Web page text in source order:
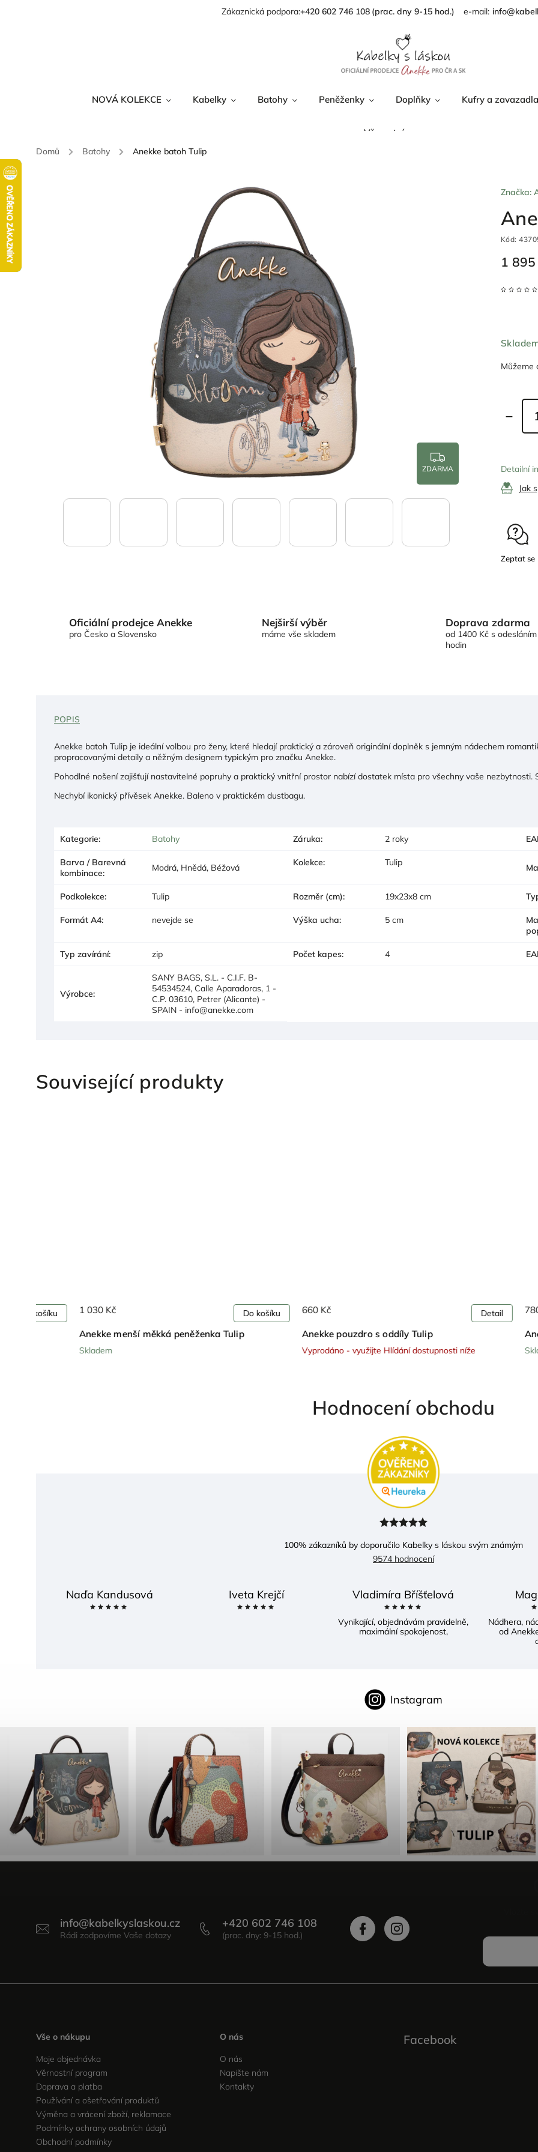
Zákaznická podpora:+420 602 746 108
NOVÁ KOLEKCE Kabelky Batohy Peněženky Doplňky Kufry a zavazadla
Věrnostní program
Domů / Batohy / Anekke batoh Tulip
ZDARMA
Kód:
1 895
Značka:
Můžeme
Detailní
Jak
Zeptat se
Oficiální prodejce Anekke
pro Česko a Slovensko
Nejširší výběr
máme vše skladem
Doprava zdarma
od 1400 Kč s
hodin
POPIS
Anekke batoh Tulip je ideální volbou pro ženy, které hledají praktický a zároveň originální doplněk s jemným nádechem
propracovanými detaily a něžným designem typickým pro značku Anekke.
Pohodlné nošení zajišťují nastavitelné popruhy a praktický vnitřní prostor nabízí dostatek místa pro všechny vaše nezbytnosti.
Nechybí ikonický přívěsek Anekke. Baleno v praktickém dustbagu.
Kategorie: Batohy Záruka: 2 roky
Barva / Barevná
kombinace: Modrá, Hnědá, Béžová Kolekce: Tulip
Podkolekce: Tulip Rozměr (cm): 19x23x8 cm
Formát A4: nevejde se Výška ucha: 5 cm
Typ zavírání: zip Počet kapes: 4
Výrobce:
SANY BAGS, S.L. - C.I.F. B-
54534524, Calle Aparadoras, 1 -
C.P. 03610, Petrer (Alicante) -
SPAIN - info@anekke.com
Související produkty
Anekke menší měkká peněženka Tulip
1 030 Kč
Anekke pouzdro s oddíly Tulip
Vyprodáno - využijte Hlídání dostupnosti níže
660 Kč
Anekke
780 Kč
Hodnocení obchodu
100% zákazníků by doporučilo Kabelky s láskou svým známým
9574 hodnocení
Naďa Kandusová Iveta Krejčí Vladimíra Bříšťelová
Vynikající, objednávám pravidelně,
maximální spokojenost,
Nádhera,
od
Instagram
info@kabelkyslaskou.cz +420 602 746 108
Vše o nákupu
Moje objednávka
Věrnostní program
Doprava a platba
Používání a ošetřování produktů
Výměna a vrácení zboží, reklamace
Podmínky ochrany osobních údajů
Obchodní podmínky
O nás
O nás
Napište nám
Kontakty
Facebook